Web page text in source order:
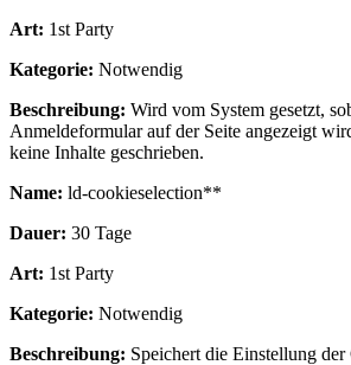
Art: 1st Party
Kategorie: Notwendig
Beschreibung: Wird vom System gesetzt,
Anmeldeformular auf der Seite angezeigt
keine Inhalte geschrieben.
Name: ld-cookieselection**
Dauer: 30 Tage
Art: 1st Party
Kategorie: Notwendig
Beschreibung: Speichert die Einstellung